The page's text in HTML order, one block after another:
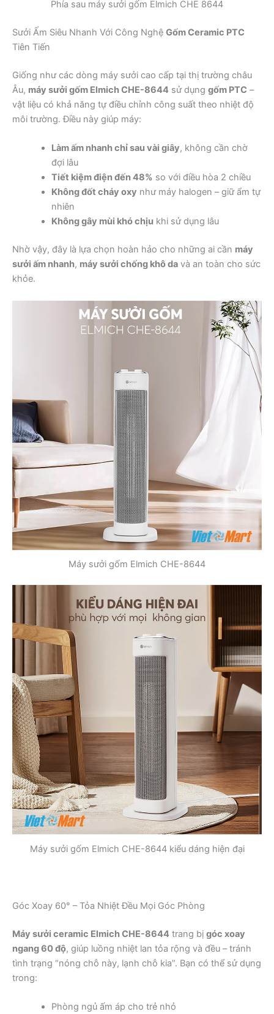
Phía sau máy sưởi gốm Elmich CHE 8644
Sưởi Ấm Siêu Nhanh Với Công Nghệ Gốm Ceramic PTC
Tiên Tiến
Giống như các dòng máy sưởi cao cấp tại thị trường châu
Âu, máy sưởi gốm Elmich CHE-8644 sử dụng gốm PTC –
vật liệu có khả năng tự điều chỉnh công suất theo nhiệt độ
môi trường. Điều này giúp máy:
Làm ấm nhanh chỉ sau vài giây, không cần chờ
đợi lâu
Tiết kiệm điện đến 48% so với điều hòa 2 chiều
Không đốt cháy oxy như máy halogen – giữ ẩm tự
nhiên
Không gây mùi khó chịu khi sử dụng lâu
Nhờ vậy, đây là lựa chọn hoàn hảo cho những ai cần máy
sưởi ấm nhanh, máy sưởi chống khô da và an toàn cho sức
khỏe.
Máy sưởi gốm Elmich CHE-8644
Máy sưởi gốm Elmich CHE-8644 kiểu dáng hiện đại
Góc Xoay 60° – Tỏa Nhiệt Đều Mọi Góc Phòng
Máy sưởi ceramic Elmich CHE-8644 trang bị góc xoay
ngang 60 độ, giúp luồng nhiệt lan tỏa rộng và đều – tránh
tình trạng “nóng chỗ này, lạnh chỗ kia”. Bạn có thể sử dụng
trong:
Phòng ngủ ấm áp cho trẻ nhỏ